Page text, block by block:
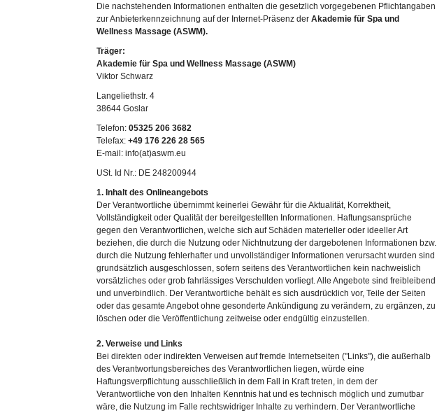
Die nachstehenden Informationen enthalten die gesetzlich vorgegebenen Pflichtangaben
zur Anbieterkennzeichnung auf der Internet-Präsenz derAkademie für Spa und
Wellness Massage (ASWM).
Träger:
Akademie für Spa und Wellness Massage (ASWM)
Viktor Schwarz
Langeliethstr. 4
38644 Goslar
Telefon:05325 206 3682
Telefax:+49 176 226 28 565
E-mail: info(at)aswm.eu
USt. Id Nr.: DE 248200944
1. Inhalt des Onlineangebots
Der Verantwortliche übernimmt keinerlei Gewähr für die Aktualität, Korrektheit,
Vollständigkeit oder Qualität der bereitgestellten Informationen. Haftungsansprüche
gegen den Verantwortlichen, welche sich auf Schäden materieller oder ideeller Art
beziehen, die durch die Nutzung oder Nichtnutzung der dargebotenen Informationen bzw.
durch die Nutzung fehlerhafter und unvollständiger Informationen verursacht wurden sind
grundsätzlich ausgeschlossen, sofern seitens des Verantwortlichen kein nachweislich
vorsätzliches oder grob fahrlässiges Verschulden vorliegt. Alle Angebote sind freibleibend
und unverbindlich. Der Verantwortliche behält es sich ausdrücklich vor, Teile der Seiten
oder das gesamte Angebot ohne gesonderte Ankündigung zu verändern, zu ergänzen, zu
löschen oder die Veröffentlichung zeitweise oder endgültig einzustellen.
2. Verweise und Links
Bei direkten oder indirekten Verweisen auf fremde Internetseiten ("Links"), die außerhalb
des Verantwortungsbereiches des Verantwortlichen liegen, würde eine
Haftungsverpflichtung ausschließlich in dem Fall in Kraft treten, in dem der
Verantwortliche von den Inhalten Kenntnis hat und es technisch möglich und zumutbar
wäre, die Nutzung im Falle rechtswidriger Inhalte zu verhindern. Der Verantwortliche